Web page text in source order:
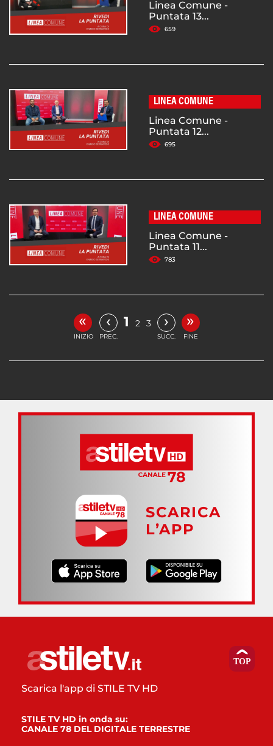
Linea Comune -
Puntata 13...
659
LINEA COMUNE
Linea Comune -
Puntata 12...
695
LINEA COMUNE
Linea Comune -
Puntata 11...
783
«
INIZIO
‹
PREC.
1 2 3 ›
SUCC.
»
FINE
SCARICA
L’APP
Scarica l'app di STILE TV HD
STILE TV HD in onda su:
CANALE 78 DEL DIGITALE TERRESTRE